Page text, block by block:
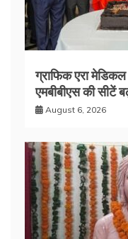
ग्राफिक एरा
एमबीबीएस की सीटें
August 6, 2026